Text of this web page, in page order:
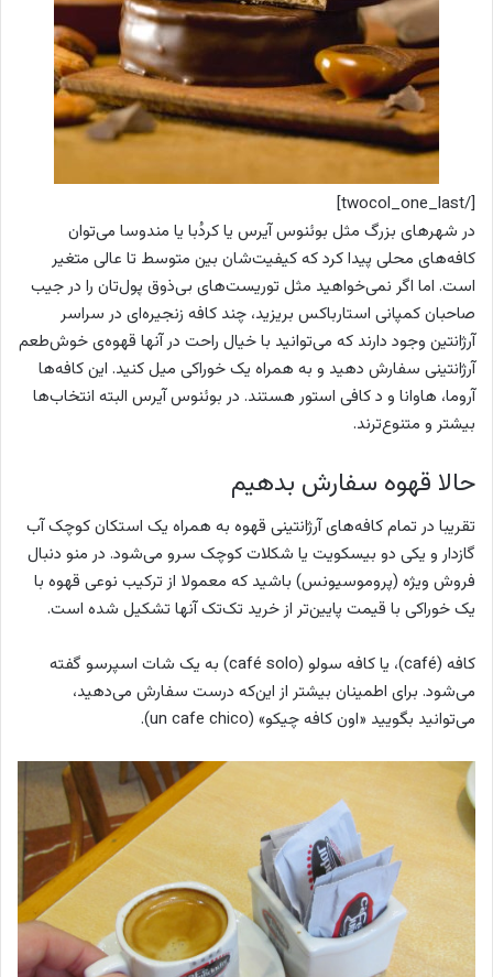
[/twocol_one_last]
در شهرهای بزرگ مثل بوئنوس‌ آیرس یا کردُبا یا مندوسا می‌توان
کافه‌های محلی پیدا کرد که کیفیت‌شان بین متوسط تا عالی متغیر
است. اما اگر نمی‌خواهید مثل توریست‌های بی‌ذوق پول‌تان را در جیب
صاحبان کمپانی استارباکس بریزید، چند کافه زنجیره‌ای در سراسر
آرژانتین وجود دارند که می‌توانید با خیال راحت در آنها قهوه‌ی خوش‌طعم
آرژانتینی سفارش دهید و به همراه یک خوراکی میل کنید. این کافه‌ها
آروما، هاوانا و د کافی استورهستند. در بوئنوس آیرس البته انتخاب‌ها
بیشتر و متنوع‌ترند.
حالا قهوه سفارش بدهیم
تقریبا در تمام کافه‌های آرژانتینی قهوه به همراه یک استکان کوچک آب
گازدار و یکی دو بیسکویت یا شکلات کوچک سرو می‌شود. در منو دنبال
فروش ویژه (پروموسیونس) باشید که معمولا از ترکیب نوعی قهوه با
یک خوراکی با قیمت پایین‌تر از خرید تک‌تک آنها تشکیل شده‌ است.
کافه (café) ، یا کافه سولو (café solo)
به یک شات اسپرسو گفته
می‌شود. برای اطمینان بیشتر از این‌که درست سفارش می‌دهید،
می‌توانید بگویید «اون کافه چیکو» (un cafe chico).